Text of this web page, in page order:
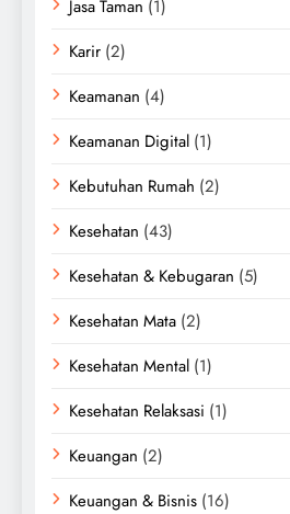
Jasa Taman (1)
Karir (2)
Keamanan (4)
Keamanan Digital (1)
Kebutuhan Rumah (2)
Kesehatan (43)
Kesehatan & Kebugaran (5)
Kesehatan Mata (2)
Kesehatan Mental (1)
Kesehatan Relaksasi (1)
Keuangan (2)
Keuangan & Bisnis (16)